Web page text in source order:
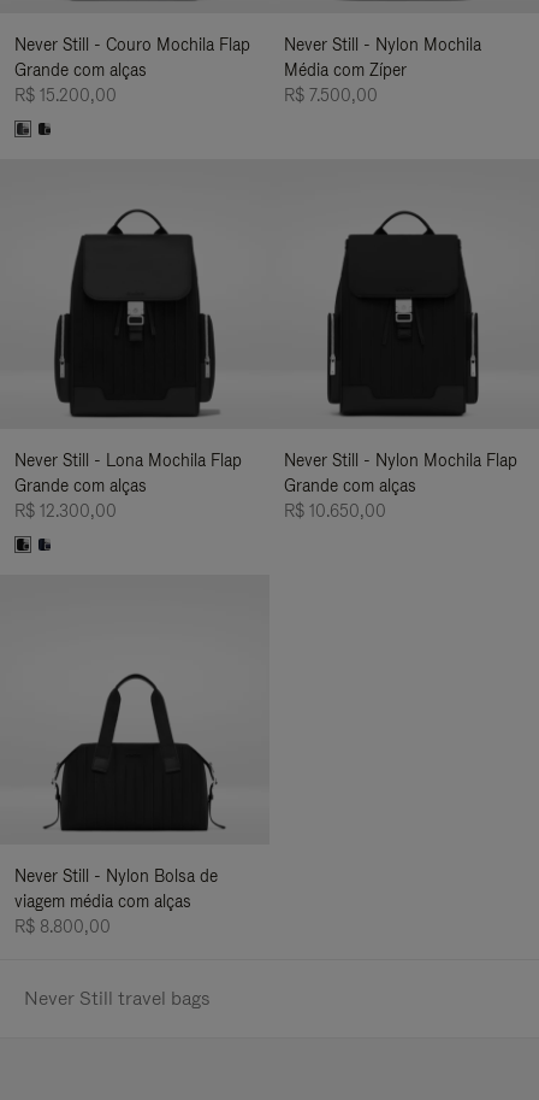
Never Still - Couro Mochila Flap
Grande com alças
R$ 15.200,00
Never Still - Nylon Mochila
Média com Zíper
R$ 7.500,00
Never Still - Lona Mochila Flap
Grande com alças
R$ 12.300,00
Never Still - Nylon Mochila Flap
Grande com alças
R$ 10.650,00
Never Still - Nylon Bolsa de
viagem média com alças
R$ 8.800,00
Never Still travel bags